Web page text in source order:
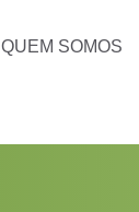
QUEM SOMOS